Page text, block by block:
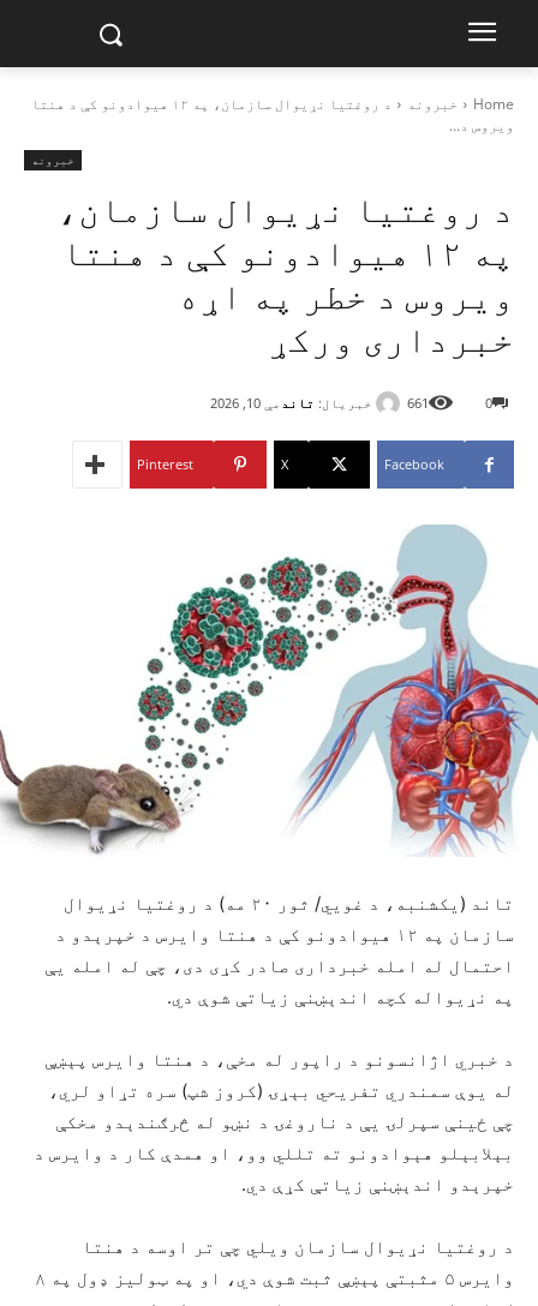
Home خبرونه
د روغتیا نړیوال سازمان، په ۱۲ هیوادونو کې د هنتا
ویروس د...
خبرونه
د روغتیا نړیوال سازمان،
په ۱۲ هیوادونو کې د هنتا
ویروس د خطر په اړه
خبرداری ورکړ
خبریال: تاند مې 10, 2026 0
661
Facebook
X
Pinterest
تاند (یکشنبه، د غويي/ ثور ۲۰ مه) د روغتیا نړیوال
سازمان په ۱۲ هیوادونو کې د هنتا وایرس د خپرېدو د
احتمال له امله خبرداری صادر کړی دی، چې له امله یې
په نړیواله کچه اندېښنې زیاتې شوې دي.
د خبري اژانسونو د راپور له مخې، د هنتا وایرس پېښې
له یوې سمندري تفریحي بېړۍ (کروز شپ) سره تړاو لري،
چې ځینې سپرلۍ یې د ناروغۍ د نښو له څرګندېدو مخکې
بېلابېلو هېوادونو ته تللي وو، او همدې کار د وایرس د
خپرېدو اندېښنې زیاتې کړې دي.
د روغتیا نړیوال سازمان ویلي چې تر اوسه د هنتا
وایرس ۵ مثبتې پېښې ثبت شوې دي، او په ټولیز ډول په ۸